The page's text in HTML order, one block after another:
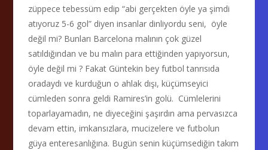
züppece tebessüm edip “abi gerçekten öyle ya şimdi
atıyoruz 5-6 gol” diyen insanlar dinliyordu seni, öyle
değil mi? Bunları Barcelona malının çok güzel
satıldığından ve bu malın para ettiğinden yapıyorsun,
öyle değil mi ? Fakat Güntekin bey futbol tanrısıda
oradaydı ve kurduğun o ahlak dışı, küçümseyici
cümleden sonra geldi Ramires’in golü. Cümlelerini
toparlayamadın, ne diyeceğini şaşırdın ama pervasızca
devam ettin, imkansızlara, mucizelere ve futbolun
güya enteresanlığına. Bugün senin küçümsediğin takım